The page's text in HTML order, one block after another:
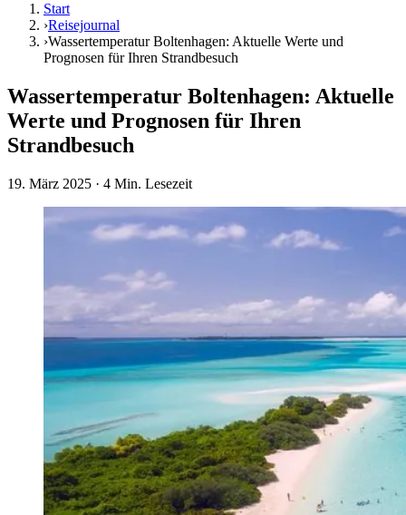
Start
›Reisejournal
›Wassertemperatur Boltenhagen: Aktuelle Werte und
Prognosen für Ihren Strandbesuch
Wassertemperatur Boltenhagen: Aktuelle
Werte und Prognosen für Ihren
Strandbesuch
19. März 2025 · 4 Min. Lesezeit